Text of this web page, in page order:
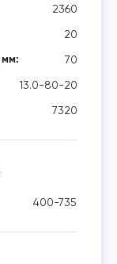
2360
20
мм: 70
13.0-80-20
7320
400-735